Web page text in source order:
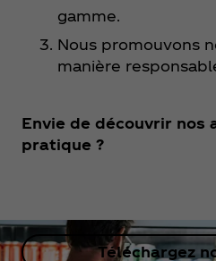
gamme.
Nous promouvons
manière
Envie de découvrir nos
pratique ?
Téléchargez